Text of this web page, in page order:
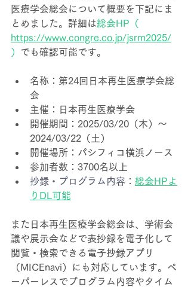
医療学会総会について概要を下記にま
とめました。詳細は総会HP（
https://www.congre.co.jp/jsrm2025/
）
でも確認可能です。
名称：第24回日本再生医療学会総
会
主催：日本再生医療学会
開催期間：2025/03/20（木）～
2024/03/22（土）
開催場所：パシフィコ横浜ノース
参加者数：3700名以上
抄録・プログラム内容： 総会HPよ
りDL可能
また日本再生医療学会総会は、学術会
議や展示会などで表抄録を電子化して
閲覧・検索できる電子抄録アプリ
（MICEnavi）にも対応しています。ペ
ーパーレスでプログラム内容やタイム